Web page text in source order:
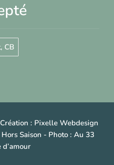
CB
Création : Pixelle Webdesign
Hors Saison - Photo : Au 33
d’amour